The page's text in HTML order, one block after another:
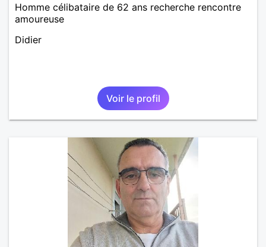
Homme célibataire de 62 ans recherche rencontre
amoureuse
Didier
Voir le profil